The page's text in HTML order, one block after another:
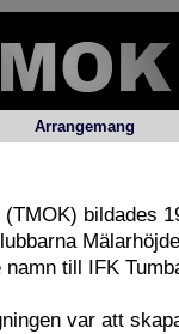
Arrangemang
bildades
till IFK
var att